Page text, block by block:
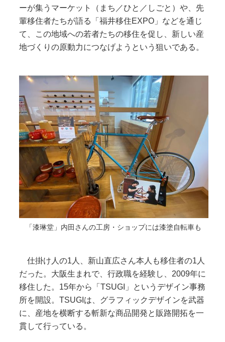
ーが集うマーケット（まち／ひと／しごと）や、先
輩移住者たちが語る「福井移住EXPO」などを通じ
て、この地域への若者たちの移住を促し、新しい産
地づくりの原動力につなげようという狙いである。
「漆琳堂」内田さんの工房・ショップには漆塗自転車も
仕掛け人の1人、新山直広さん本人も移住者の1人
だった。大阪生まれで、行政職を経験し、2009年に
移住した。15年から「TSUGI」というデザイン事務
所を開設。TSUGIは、グラフィックデザインを武器
に、産地を横断する斬新な商品開発と販路開拓を一
貫して行っている。